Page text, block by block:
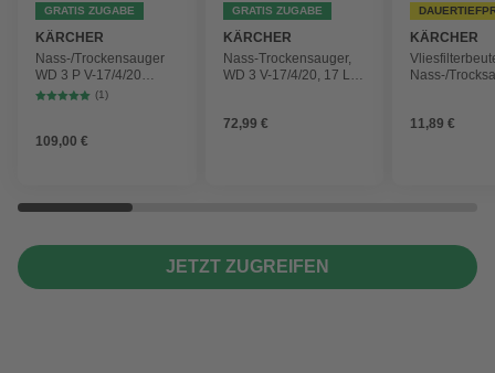
GRATIS ZUGABE
KÄRCHER
Nass-/Trockensauger
WD 3 P V-17/4/20
Workshop mit
(1)
109,00 €
GRATIS ZUGABE
KÄRCHER
Nass-Trockensauger,
WD 3 V-17/4/20, 17 L,
72,99 €
KÄRCHER
Nass-/
4 Stück
11,89 €
JETZT ZUGREIFEN